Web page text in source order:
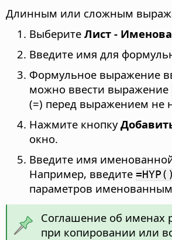
Длинным или сложным
Выберите Лист -
Введите имя для
Формульное выражение
можно ввести выражение
(=) перед выражением не
Нажмите кнопку
окно.
Введите имя
Например, введите =HYP()
параметров
Соглашение об именах
при копировании или